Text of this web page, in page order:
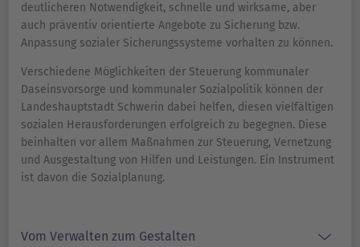
deutlicheren Notwendigkeit, schnelle und wirksame, aber
auch präventiv orientierte Angebote zu Sicherung bzw.
Anpassung sozialer Sicherungssysteme vorhalten zu können.
Verschiedene Möglichkeiten der Steuerung kommunaler
Daseinsvorsorge und kommunaler Sozialpolitik können der
Landeshauptstadt Schwerin dabei helfen, diesen vielfältigen
sozialen Herausforderungen erfolgreich zu begegnen. Diese
beinhalten vor allem Maßnahmen zur Steuerung, Vernetzung
und Ausgestaltung von Hilfen und Leistungen. Ein Instrument
ist davon die Sozialplanung.
Vom Verwalten zum Gestalten